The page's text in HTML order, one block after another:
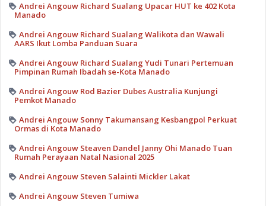
Andrei Angouw Richard Sualang Upacar HUT ke 402 Kota
Manado
Andrei Angouw Richard Sualang Walikota dan Wawali
AARS Ikut Lomba Panduan Suara
Andrei Angouw Richard Sualang Yudi Tunari Pertemuan
Pimpinan Rumah Ibadah se-Kota Manado
Andrei Angouw Rod Bazier Dubes Australia Kunjungi
Pemkot Manado
Andrei Angouw Sonny Takumansang Kesbangpol Perkuat
Ormas di Kota Manado
Andrei Angouw Steaven Dandel Janny Ohi Manado Tuan
Rumah Perayaan Natal Nasional 2025
Andrei Angouw Steven Salainti Mickler Lakat
Andrei Angouw Steven Tumiwa